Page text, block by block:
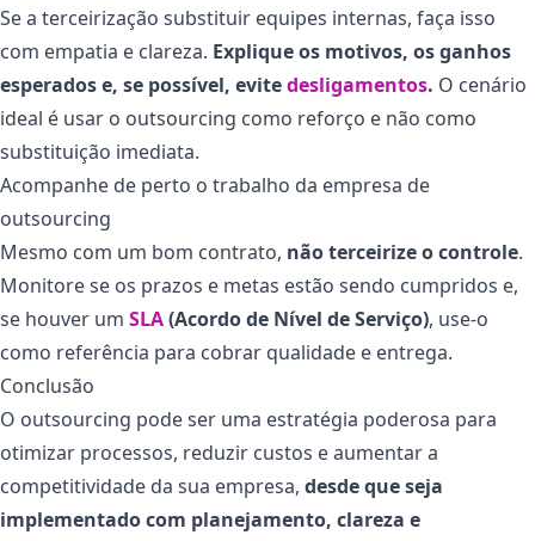
Se a terceirização substituir equipes internas, faça isso
com empatia e clareza. Explique os motivos, os ganhos
esperados e, se possível, evitedesligamentos. O cenário
ideal é usar o outsourcing como reforço e não como
substituição imediata.
Acompanhe de perto o trabalho da empresa de
outsourcing
Mesmo com um bom contrato, não terceirize o controle.
Monitore se os prazos e metas estão sendo cumpridos e,
se houver um SLA(Acordo de Nível de Serviço), use-o
como referência para cobrar qualidade e entrega.
Conclusão
O outsourcing pode ser uma estratégia poderosa para
otimizar processos, reduzir custos e aumentar a
competitividade da sua empresa, desde que seja
implementado com planejamento, clareza e